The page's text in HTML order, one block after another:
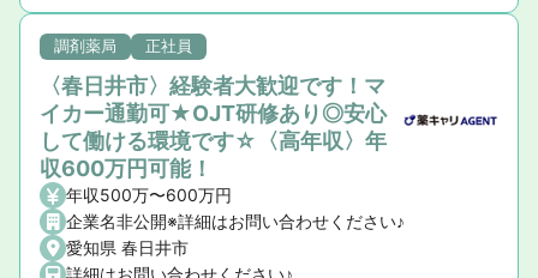
調剤薬局 正社員
〈春日井市〉経験者大歓迎です！マ
イカー通勤可★OJT研修あり◎安心
して働ける環境です☆〈高年収〉年
収600万円可能！
年収500万〜600万円
企業名非公開※詳細はお問い合わせください♪
愛知県 春日井市
詳細はお問い合わせください♪